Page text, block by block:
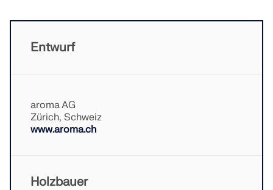
Beispiele
Entwerfen und analysieren Sie Stahlverbindungen
mit CBFEM gemäß EN 1993-1-8 und AISC 360,
vollständig integriert in RFEM 6 für schnellere und
Entwurf
aroma AG
Zürich, Schweiz
www.aroma.ch
Holzbauer